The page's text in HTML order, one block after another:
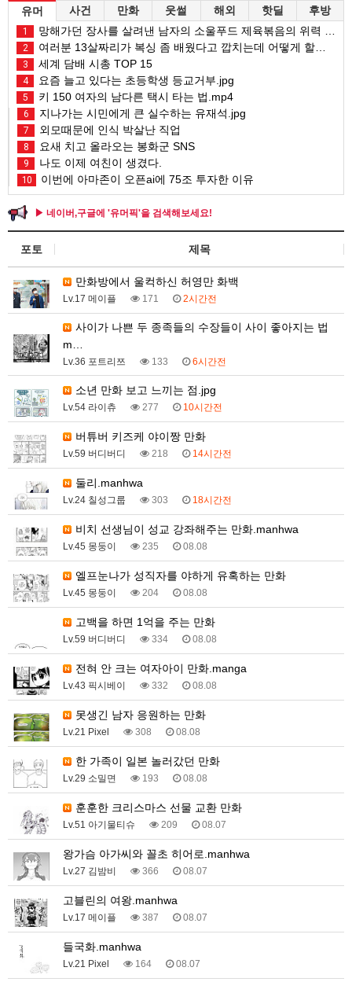
유머 사건 만화 웃썰 해외 핫딜 후방
1 망해가던 장사를 살려낸 남자의 소울푸드 제육볶음의 위력 ㅋㅋ
2 여러분 13살짜리가 복싱 좀 배웠다고 깝치는데 어떻게 할까요?
3 세계 담배 시총 TOP 15
4 요즘 늘고 있다는 초등학생 등교거부.jpg
5 키 150 여자의 남다른 택시 타는 법.mp4
6 지나가는 시민에게 큰 실수하는 유재석.jpg
7 외모때문에 인식 박살난 직업
8 요새 치고 올라오는 봉화군 SNS
9 나도 이제 여친이 생겼다.
10 이번에 아마존이 오픈ai에 75조 투자한 이유
▶ 네이버,구글에 '유머픽'을 검색해보세요!
포토 제목
만화방에서 울컥하신 허영만 화백
Lv.17 메이플 171 2시간전
m…
Lv.36 포트리쯔 133 6시간전
소년 만화 보고 느끼는 점.jpg
Lv.54 라이츄 277 10시간전
버튜버 키즈케 야이짱 만화
Lv.59 버디버디 218 14시간전
둘리.manhwa
Lv.24 칠성그룹 303 18시간전
비치 선생님이 성교 강좌해주는 만화.manhwa
Lv.45 몽둥이 235 08.08
엘프눈나가 성직자를 야하게 유혹하는 만화
Lv.45 몽둥이 204 08.08
고백을 하면 1억을 주는 만화
Lv.59 버디버디 334 08.08
전혀 안 크는 여자아이 만화.manga
Lv.43 픽시베이 332 08.08
못생긴 남자 응원하는 만화
Lv.21 Pixel 308 08.08
한 가족이 일본 놀러갔던 만화
Lv.29 소밀면 193 08.08
훈훈한 크리스마스 선물 교환 만화
Lv.51 아기물티슈 209 08.07
왕가슴 아가씨와 꼴초 히어로.manhwa
Lv.27 김밤비 366 08.07
고블린의 여왕.manhwa
Lv.17 메이플 387 08.07
들국화.manhwa
Lv.21 Pixel 164 08.07